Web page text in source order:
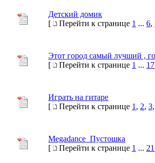
Детский домик
[
Перейти к странице 1 ... 6,
Этот город самый лучший ,
[
Перейти к странице 1 ... 17
Играть на гитаре
[
Перейти к странице 1 , 2, 3
Megadance_Пустошка
[
Перейти к странице 1 ... 21